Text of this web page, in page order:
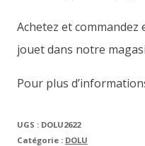
Achetez et commandez
jouet dans notre
Pour plus
UGS : DOLU2622
Catégorie : DOLU